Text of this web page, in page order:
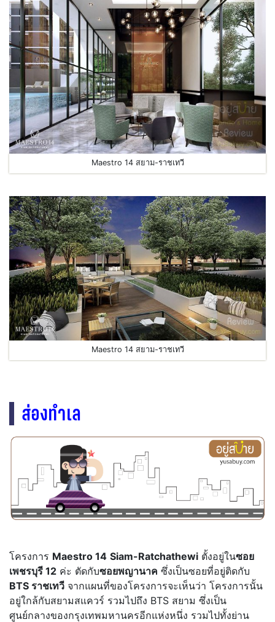
Maestro 14 สยาม-ราชเทวี
Maestro 14 สยาม-ราชเทวี
ส่องทำเล
โครงการ Maestro 14 Siam-Ratchathewi ตั้งอยู่ในซอย
เพชรบุรี 12 ค่ะ ตัดกับซอยพญานาค ซึ่งเป็นซอยที่อยู่ติดกับ
BTS ราชเทวี จากแผนที่ของโครงการจะเห็นว่า โครงการนั้น
อยู่ใกล้กับสยามสแควร์ รวมไปถึง BTS สยาม ซึ่งเป็น
ศูนย์กลางของกรุงเทพมหานครอีกแห่งหนึ่ง รวมไปทั้งย่าน